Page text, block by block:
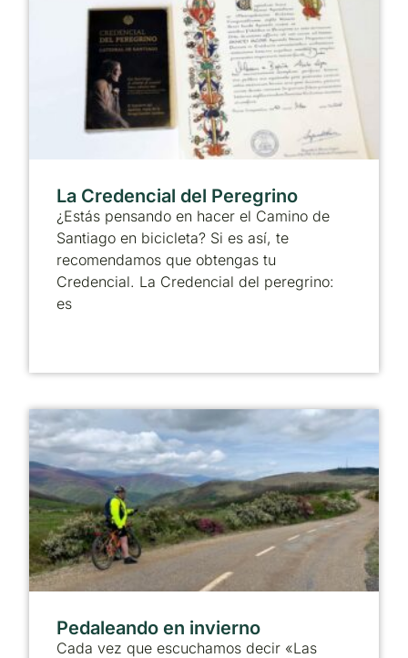
La Credencial del Peregrino
¿Estás pensando en hacer el Camino de
Santiago en bicicleta? Si es así, te
recomendamos que obtengas tu
Credencial. La Credencial del peregrino:
es
Pedaleando en invierno
Cada vez que escuchamos decir «Las